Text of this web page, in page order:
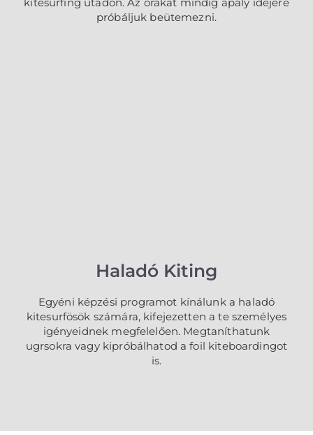
próbáljuk beütemezni.
Haladó Kiting
Egyéni képzési programot kínálunk a haladó
kitesurfösök számára, kifejezetten a te személyes
igényeidnek megfelelően. Megtaníthatunk
ugrsokra vagy kipróbálhatod a foil kiteboardingot
is.